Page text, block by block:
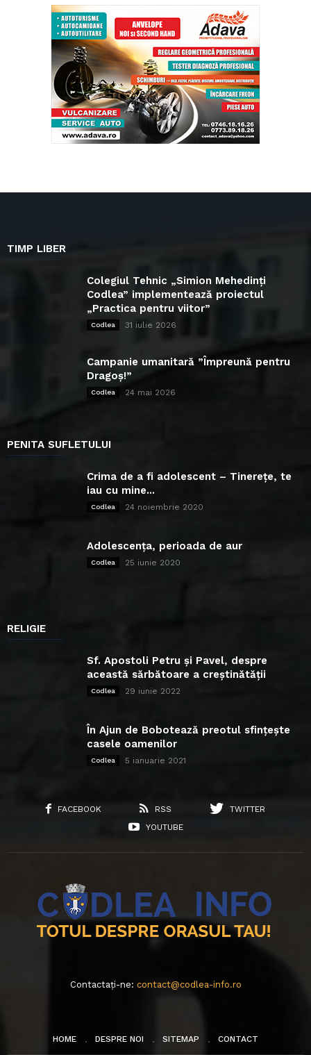
TIMP LIBER
Colegiul Tehnic „Simion Mehedinți
Codlea” implementează proiectul
„Practica pentru viitor”
Codlea 31 iulie 2026
Campanie umanitară ”Împreună pentru
Dragoș!”
Codlea 24 mai 2026
PENITA SUFLETULUI
Crima de a fi adolescent – Tinerețe, te
iau cu mine...
Codlea 24 noiembrie 2020
Adolescența, perioada de aur
Codlea 25 iunie 2020
RELIGIE
Sf. Apostoli Petru și Pavel, despre
această sărbătoare a creștinătății
Codlea 29 iunie 2022
În Ajun de Bobotează preotul sfințește
casele oamenilor
Codlea 5 ianuarie 2021
FACEBOOK RSS
TWITTER
YOUTUBE
Contactați-ne: contact@codlea-info.ro
HOME DESPRE NOI SITEMAP CONTACT